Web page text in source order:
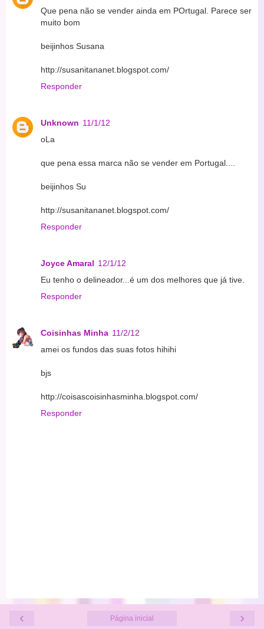
Que pena não se vender ainda em POrtugal. Parece ser
muito bom
beijinhos Susana
http://susanitananet.blogspot.com/
Responder
Unknown 11/1/12
oLa
que pena essa marca não se vender em Portugal....
beijinhos Su
http://susanitananet.blogspot.com/
Responder
Joyce Amaral 12/1/12
Eu tenho o delineador...é um dos melhores que já tive.
Responder
Coisinhas Minha 11/2/12
amei os fundos das suas fotos hihihi
bjs
http://coisascoisinhasminha.blogspot.com/
Responder
‹ ›
Página inicial